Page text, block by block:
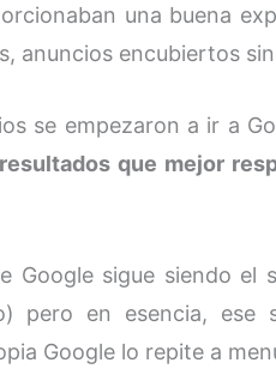
una buena
anuncios encubiertos
se empezaron a ir a
que mejor
Google sigue siendo
pero en esencia, ese
Google lo repite a